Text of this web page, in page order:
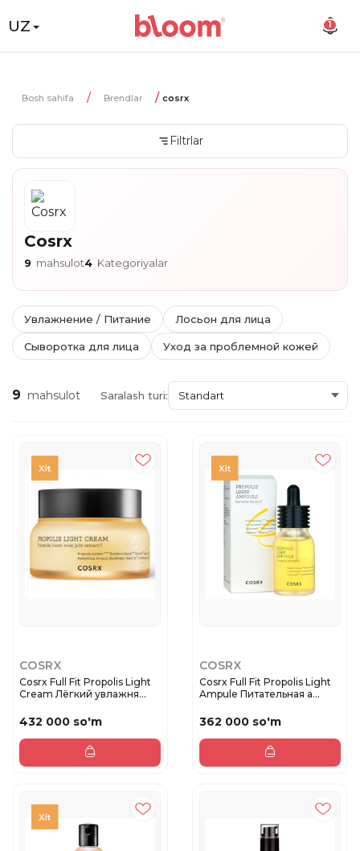
UZ 1
Bosh sahifa Brendlar cosrx
Filtrlar
Cosrx
9 mahsulot4 Kategoriyalar
Увлажнение / Питание Лосьон для лица
Сыворотка для лица Уход за проблемной кожей
9 mahsulot Saralash turi:
COSRX
Cosrx Full Fit Propolis Light
Cream Лёгкий увлажня...
432 000 so'm
COSRX
Cosrx Full Fit Propolis Light
Ampule Питательная а...
362 000 so'm